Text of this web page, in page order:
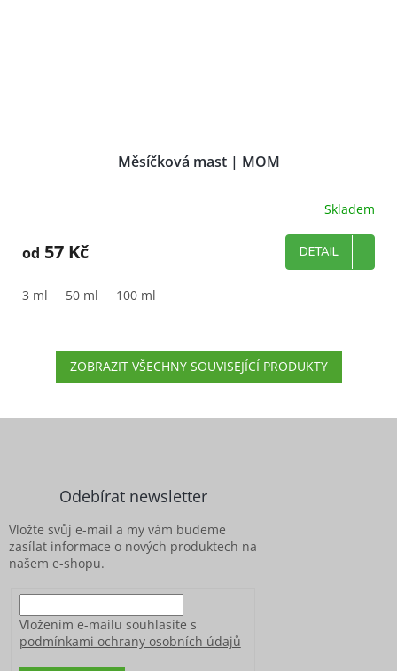
Měsíčková mast | MOM
produktu
je
z
Skladem
od 57 Kč DETAIL
3 ml 50 ml 100 ml
ZOBRAZIT VŠECHNY SOUVISEJÍCÍ PRODUKTY
Odebírat newsletter
Vložte svůj e-mail a my vám budeme
zasílat informace o nových produktech na
našem e-shopu.
Vložením e-mailu souhlasíte s
podmínkami ochrany osobních údajů